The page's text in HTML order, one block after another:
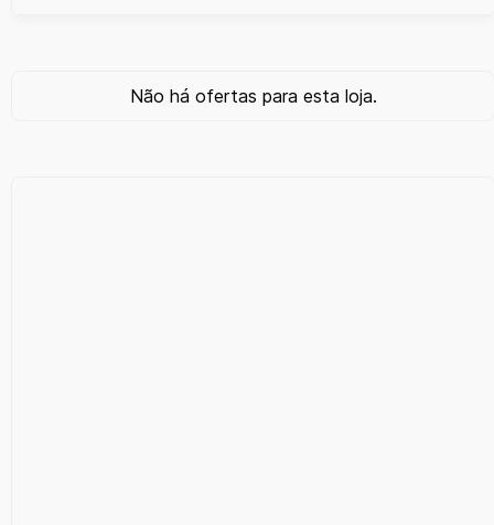
Não há ofertas para esta loja.